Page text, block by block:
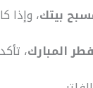
بيتك، وإذا
المبارك،